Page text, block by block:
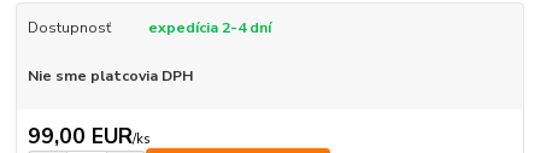
Dostupnosť expedícia 2-4 dní
Nie sme platcovia DPH
99,00 EUR/ks